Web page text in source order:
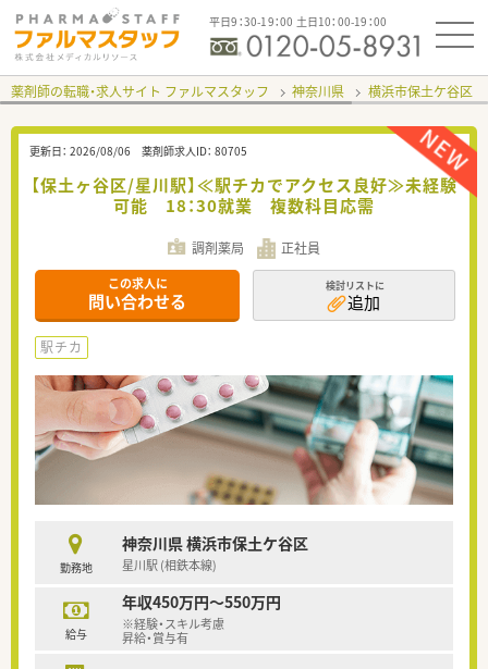
平日9：30-19：00 土日10：00-19：00
薬剤師の転職・求人サイト ファルマスタッフ 神奈川県 横浜市保土ケ谷区
更新日： 2026/08/06 薬剤師求人ID： 80705
【保土ヶ谷区/星川駅】≪駅チカでアクセス良好≫未経験
可能 18：30就業 複数科目応需
調剤薬局 正社員
この求人に
問い合わせる
検討リストに
追加
駅チカ
勤務地
神奈川県 横浜市保土ケ谷区
星川駅 (相鉄本線)
給与
年収450万円～550万円
※経験・スキル考慮
昇給・賞与有